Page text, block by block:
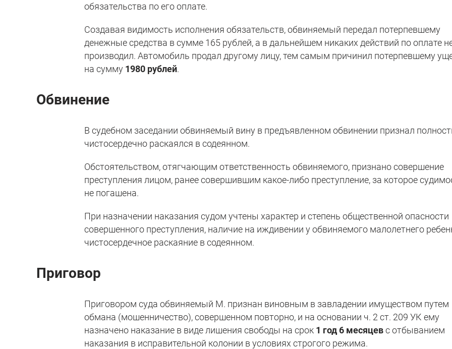
обязательства по его оплате.
Создавая видимость исполнения обязательств, обвиняемый передал потерпевшему
денежные средства в сумме 165 рублей, а в дальнейшем никаких действий по оплате
производил. Автомобиль продал другому лицу, тем самым причинил потерпевшему
на сумму 1980 рублей.
Обвинение
В судебном заседании обвиняемый вину в предъявленном обвинении признал
чистосердечно раскаялся в содеянном.
Обстоятельством, отягчающим ответственность обвиняемого, признано совершение
преступления лицом, ранее совершившим какое-либо преступление, за которое
не погашена.
При назначении наказания судом учтены характер и степень общественной опасности
совершенного преступления, наличие на иждивении у обвиняемого малолетнего
чистосердечное раскаяние в содеянном.
Приговор
Приговором суда обвиняемый М. признан виновным в завладении имуществом путем
обмана (мошенничество), совершенном повторно, и на основании ч. 2 ст. 209 УК ему
назначено наказание в виде лишения свободы на срок 1 год 6 месяцевс отбыванием
наказания в исправительной колонии в условиях строгого режима.